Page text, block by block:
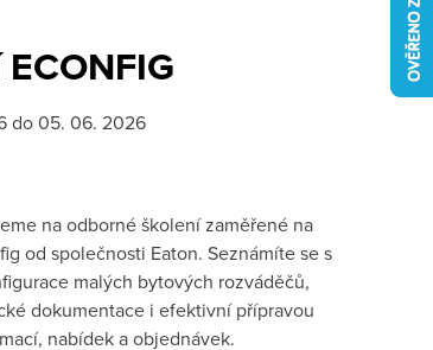
do 05. 06. 2026
na odborné školení zaměřené na
od společnosti Eaton. Seznámíte se s
malých bytových rozváděčů,
dokumentace i efektivní přípravou
nabídek a objednávek.